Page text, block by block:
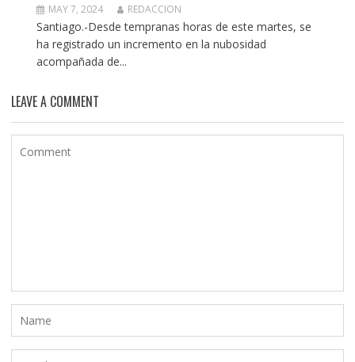
MAY 7, 2024 REDACCION
Santiago.-Desde tempranas horas de este martes, se
ha registrado un incremento en la nubosidad
acompañada de...
LEAVE A COMMENT